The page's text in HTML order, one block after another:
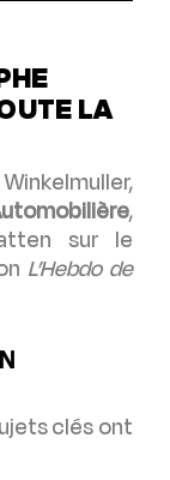
LA
,
sur le
L’Hebdo de
clés ont